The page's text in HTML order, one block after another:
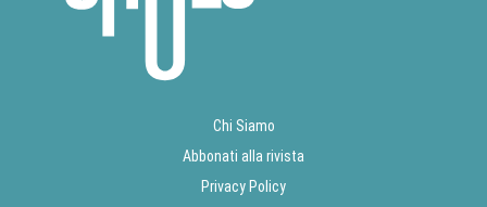
Chi Siamo
Abbonati alla rivista
Privacy Policy